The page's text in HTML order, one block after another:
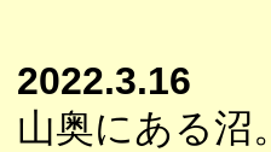
2022.3.16
山奥にある沼。